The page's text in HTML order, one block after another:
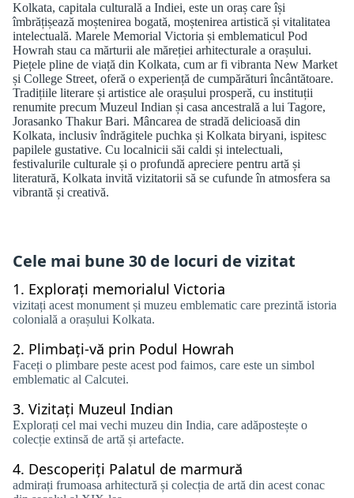
Kolkata, capitala culturală a Indiei, este un oraș care își
îmbrățișează moștenirea bogată, moștenirea artistică și vitalitatea
intelectuală. Marele Memorial Victoria și emblematicul Pod
Howrah stau ca mărturii ale măreției arhitecturale a orașului.
Piețele pline de viață din Kolkata, cum ar fi vibranta New Market
și College Street, oferă o experiență de cumpărături încântătoare.
Tradițiile literare și artistice ale orașului prosperă, cu instituții
renumite precum Muzeul Indian și casa ancestrală a lui Tagore,
Jorasanko Thakur Bari. Mâncarea de stradă delicioasă din
Kolkata, inclusiv îndrăgitele puchka și Kolkata biryani, ispitesc
papilele gustative. Cu localnicii săi caldi și intelectuali,
festivalurile culturale și o profundă apreciere pentru artă și
literatură, Kolkata invită vizitatorii să se cufunde în atmosfera sa
vibrantă și creativă.
Cele mai bune 30 de locuri de vizitat
1. Explorați memorialul Victoria
vizitați acest monument și muzeu emblematic care prezintă istoria
colonială a orașului Kolkata.
2. Plimbați-vă prin Podul Howrah
Faceți o plimbare peste acest pod faimos, care este un simbol
emblematic al Calcutei.
3. Vizitați Muzeul Indian
Explorați cel mai vechi muzeu din India, care adăpostește o
colecție extinsă de artă și artefacte.
4. Descoperiți Palatul de marmură
admirați frumoasa arhitectură și colecția de artă din acest conac